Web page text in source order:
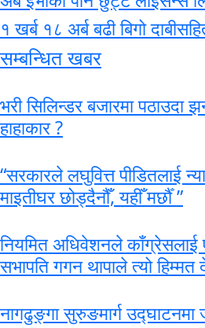
१ खर्ब १८ अर्ब बढी बिगो
सम्बन्धित खबर
भरी सिलिन्डर बजारमा पठाउदा
हाहाकार ?
“सरकारले लघुवित्त पीडितलाई
माइतीघर छोड्दैनौँ, यहीँ मर्छौँ ”
नियमित अधिवेशनले काँग्रेसलाई
सभापति गगन थापाले त्यो हिम्मत
नागढुङ्गा सुरुङमार्ग उद्घाटनमा